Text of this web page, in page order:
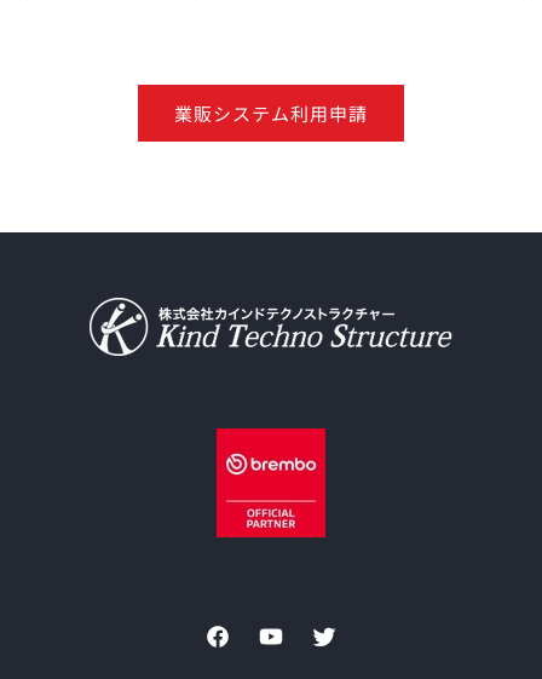
業販システム利用申請
FacebookYouTubeTwitter